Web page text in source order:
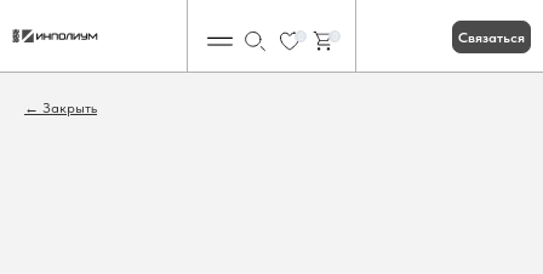
Связаться
Закрыть